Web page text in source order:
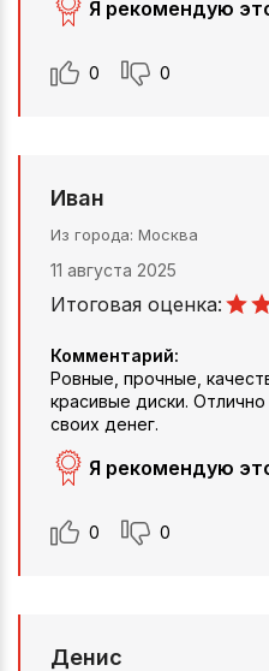
Я рекомендую
0 0
Иван
Из города Москва
11 августа 2025
Итоговая оценка:
Комментарий:
Ровные, прочные,
красивые диски.
своих денег.
Я рекомендую
0 0
Денис